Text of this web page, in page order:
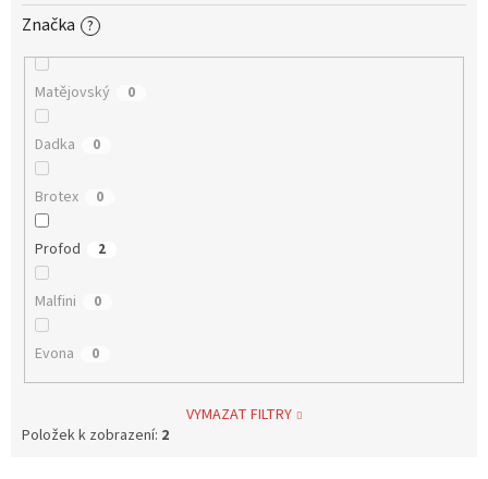
Značka ?
Matějovský 0
Dadka 0
Brotex 0
Profod 2
Malfini 0
Evona 0
VYMAZAT FILTRY
Položek k zobrazení: 2